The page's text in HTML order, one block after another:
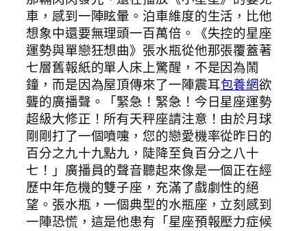
車，感到一陣眩暈。泊車維度的生活，比他
想象中還要無理頭一百萬倍。《失控的星座
運勢與單戀狂想曲》張水瓶從他那張覆蓋著
七層舊報紙的單人床上驚醒，不是因為鬧
鐘，而是因為屋頂傳來了一陣震耳包養網欲
聾的廣播聲。「緊急！緊急！今日星座運勢
超級大修正！所有天秤座請注意！由於月球
剛剛打了一個噴嚏，您的戀愛機率從昨日的
百分之九十九點九，陡降至負百分之八十
七！」廣播員的聲音聽起來像是一個正在經
歷中年危機的雙子座，充滿了戲劇性的絕
望。張水瓶，一個典型的水瓶座，立刻感到
一陣恐慌，這是他患有「星座預報壓力症候